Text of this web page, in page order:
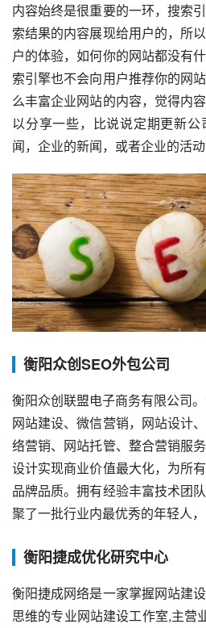
内容始终是很重要的一环，搜索
索结果的内容展现给用户的，所
户的体验，如何你的网站都没有
索引擎也不会向用户推荐你的网
么丰富企业网站的内容，觉得内
以分享一些，比说说定期更新
闻，企业的新闻，或者企业的活动
衡阳众创SEO外包公司
衡阳众创联盟电子商务有限公司
网站建设、微信营销，网站设计
络营销、网站托管、整合营销服
设计实现商业价值最大化，为所
品牌品质。拥有经验丰富技术团
聚了一批行业内最优秀的年轻人
衡阳捷成优化研究中心
衡阳捷成网络是一家掌握网站建
思维的专业网站建设工作室,主营